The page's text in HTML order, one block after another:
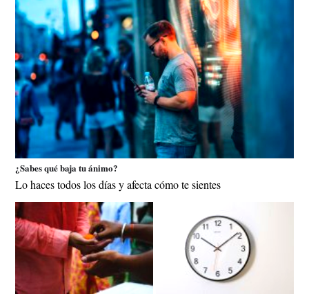
¿Sabes qué baja tu ánimo?
Lo haces todos los días y afecta cómo te sientes